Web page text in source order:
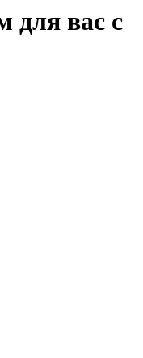
для вас с